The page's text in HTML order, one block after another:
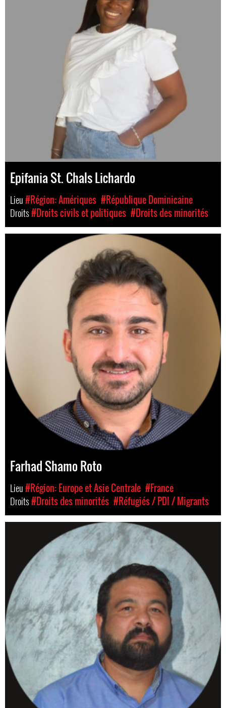
Epifania St. Chals Lichardo
Lieu#Région: Amériques #République Dominicaine
Droits#Droits civils et politiques #Droits des minorités
Farhad Shamo Roto
Lieu#Région: Europe et Asie Centrale #France
Droits#Droits des minorités #Réfugiés / PDI / Migrants